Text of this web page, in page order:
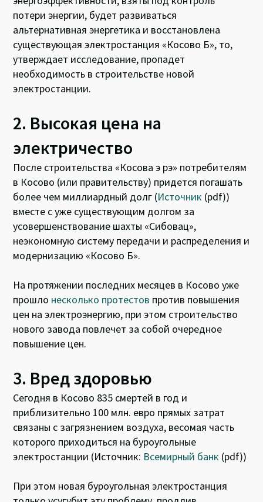
потери энергии, будет развиваться
альтернативная энергетика и восстановлена
существующая электростанция «Косово Б», то,
утверждает исследование, пропадет
необходимость в строительстве новой
электростанции.
2. Высокая цена на
электричество
После строительства «Косова э рэ» потребителям
в Косово (или правительству) придется погашать
более чем миллиардный долг (Источник (pdf))
вместе с уже существующим долгом за
усовершенствование шахты «Сибовац»,
неэкономную систему передачи и распределения и
модернизацию «Косово Б».
На протяжении последних месяцев в Косово уже
прошло несколько протестов против повышения
цен на электроэнергию, при этом строительство
нового завода повлечет за собой очередное
повышение цен.
3. Вред здоровью
Сегодня в Косово 835 смертей в год и
приблизительно 100 млн. евро прямых затрат
связаны с загрязнением воздуха, весомая часть
которого приходиться на буроугольные
электростанции (Источник: Всемирный банк (pdf))
При этом новая буроугольная электростанция